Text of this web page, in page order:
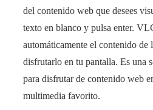
del contenido web que desees
texto en blanco y pulsa enter.
automáticamente el contenido
disfrutarlo en tu pantalla. Es una
para disfrutar de contenido web
multimedia favorito.